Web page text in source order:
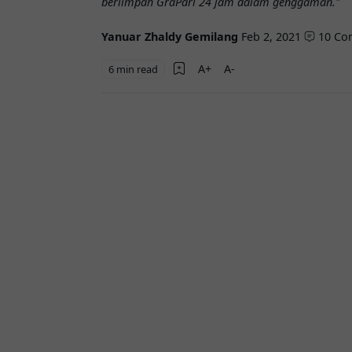
Yanuar Zhaldy Gemilang Feb 2, 2021 10
6 min read